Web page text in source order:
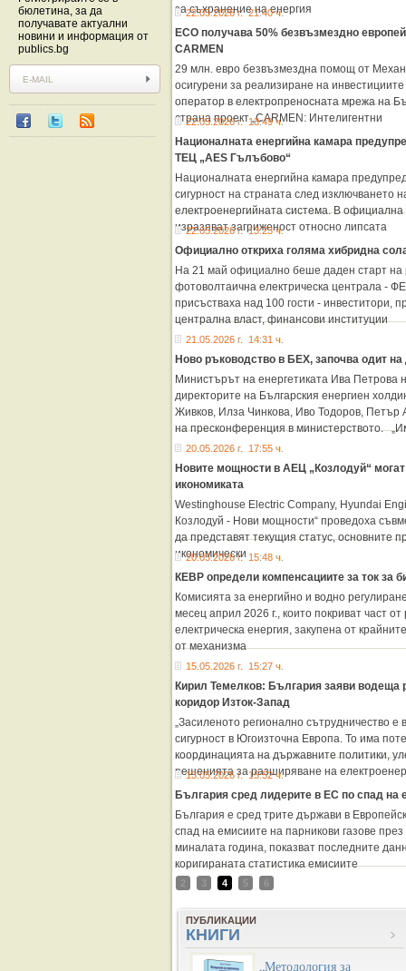
бюлетина, за да
получавате актуални
новини и информация от
publics.bg
за съхранение на енергия
22.05.2026 г. 21:40 ч.
ЕСО получава 50% безвъзмездно
CARMEN
29 млн. евро безвъзмездна помощ от
осигурени за реализиране на
оператор в електропреносната мрежа на
страна проект „CARMEN: Интелигентни
22.05.2026 г. 13:49 ч.
Националната енергийна камара
ТЕЦ „AES Гълъбово“
Националната енергийна камара
сигурност на страната след изключването
електроенергийната система. В
изразяват загриженост относно липсата
22.05.2026 г. 13:23 ч.
Официално откриха голяма хибридна
На 21 май официално беше даден старт на
фотоволтаична електрическа централа -
присъстваха над 100 гости - инвеститори,
централна власт, финансови институции
21.05.2026 г. 14:31 ч.
Ново ръководство в БЕХ, започва одит
Министърът на енергетиката Ива Петрова
директорите на Българския енергиен
Живков, Илза Чинкова, Иво Тодоров, Петър
на пресконференция в министерството.
20.05.2026 г. 17:55 ч.
Новите мощности в АЕЦ „Козлодуй“
икономиката
Westinghouse Electric Company, Hyundai
Козлодуй - Нови мощности“ проведоха
да представят текущия статус, основните
икономически
20.05.2026 г. 15:48 ч.
КЕВР определи компенсациите за ток за
Комисията за енергийно и водно
месец април 2026 г., които покриват част
електрическа енергия, закупена от
от механизма
15.05.2026 г. 15:27 ч.
Кирил Темелков: България заяви водеща
коридор Изток-Запад
„Засиленото регионално сътрудничество
сигурност в Югоизточна Европа. То има
координацията на държавните политики,
решенията за разширяване на
13.05.2026 г. 15:52 ч.
България сред лидерите в ЕС по спад на
България е сред трите държави в
спад на емисиите на парникови газове
миналата година, показват последните
коригираната статистика емисиите
2 3 4 5 6
ПУБЛИКАЦИИ
КНИГИ
„Методология за